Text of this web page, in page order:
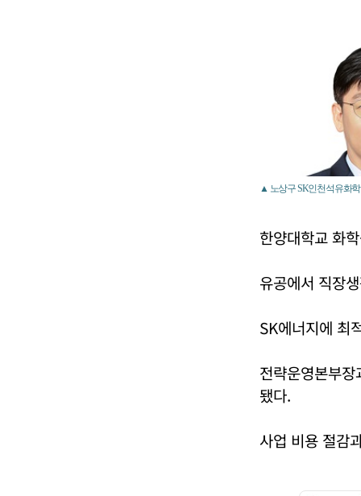
▲ 노상구 SK인천석유화
한양대학교 화
유공에서 직장
SK에너지에 최
전략운영본부
됐다.
사업 비용 절감